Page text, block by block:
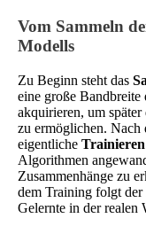
Vom Sammeln
Modells
Zu Beginn steht das
eine große
akquirieren, um
zu ermöglichen. Nach
eigentliche Trainieren
Algorithmen
Zusammenhänge zu
dem Training folgt der
Gelernte in der realen